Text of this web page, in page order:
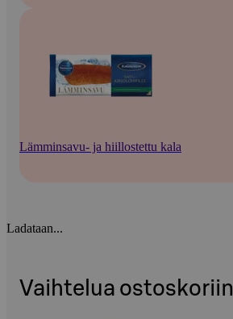
Lämminsavu- ja hiillostettu kala
Ladataan...
Vaihtelua ostoskoriin